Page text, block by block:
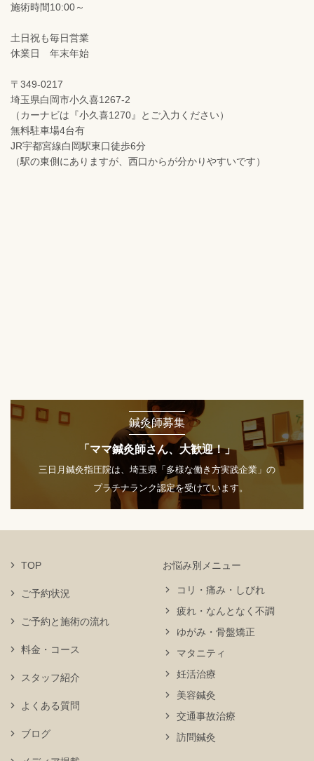
施術時間10:00～
土日祝も毎日営業
休業日 年末年始
〒349-0217
埼玉県白岡市小久喜1267-2
（カーナビは『小久喜1270』とご入力ください）
無料駐車場4台有
JR宇都宮線白岡駅東口徒歩6分
（駅の東側にありますが、西口からが分かりやすいです）
鍼灸師募集
「ママ鍼灸師さん、大歓迎！」
三日月鍼灸指圧院は、埼玉県「多様な働き方実践企業」の
プラチナランク認定を受けています。
TOP
ご予約状況
お悩み別メニュー
コリ・痛み・しびれ
疲れ・なんとなく不調
ゆがみ・骨盤矯正
マタニティ
妊活治療
美容鍼灸
交通事故治療
訪問鍼灸
ご予約と施術の流れ
料金・コース
スタッフ紹介
よくある質問
ブログ